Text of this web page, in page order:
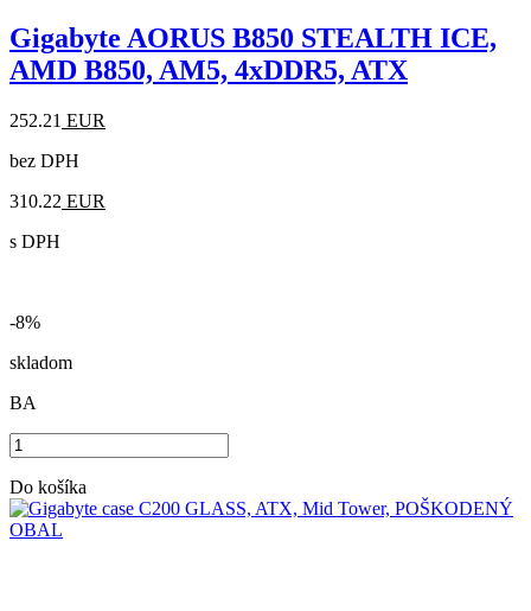
Gigabyte AORUS B850 STEALTH ICE,
AMD B850, AM5, 4xDDR5, ATX
252.21 EUR
bez DPH
310.22 EUR
s DPH
-8%
skladom
BA
Do košíka